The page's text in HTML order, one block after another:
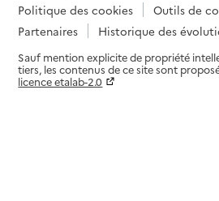
Politique des cookies
Outils de
Partenaires
Historique des
Sauf mention explicite de propriété
tiers, les contenus de ce site sont
licence etalab-2.0